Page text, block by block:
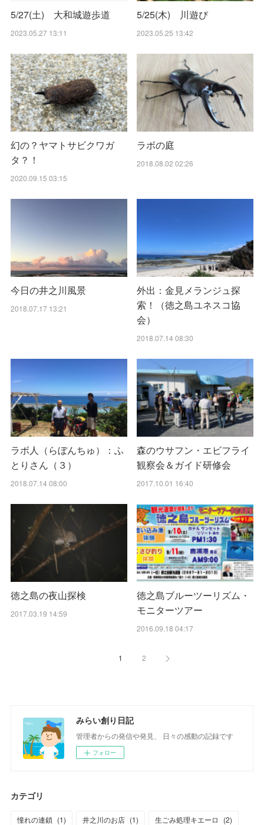
5/27(土) 大和城遊歩道
2023.05.27 13:11
5/25(木) 川遊び
2023.05.25 13:42
幻の？ヤマトサビクワガ
タ？！
2020.09.15 03:15
ラボの庭
2018.08.02 02:26
今日の井之川風景
2018.07.17 13:21
外出：金見メランジュ探
索！（徳之島ユネスコ協
会）
2018.07.14 08:30
ラボ人（らぼんちゅ）：ふ
とりさん（３）
2018.07.14 08:00
森のウサフン・エビフライ
観察会＆ガイド研修会
2017.10.01 16:40
徳之島の夜山探検
2017.03.19 14:59
徳之島ブルーツーリズム・
モニターツアー
2016.09.18 04:17
1 2
みらい創り日記
管理者からの発信や発見、 日々の感動の記録です
フォロー
カテゴリ
憧れの連鎖 (1) 井之川のお店 (1) 生ごみ処理キエーロ (2)